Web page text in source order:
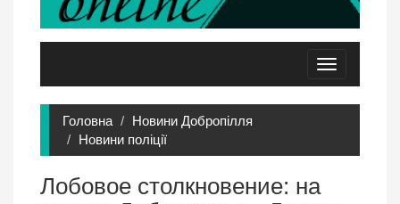
Toggle
navigation
Головна
Новини Добропілля
Новини поліції
Лобовое столкновение: на